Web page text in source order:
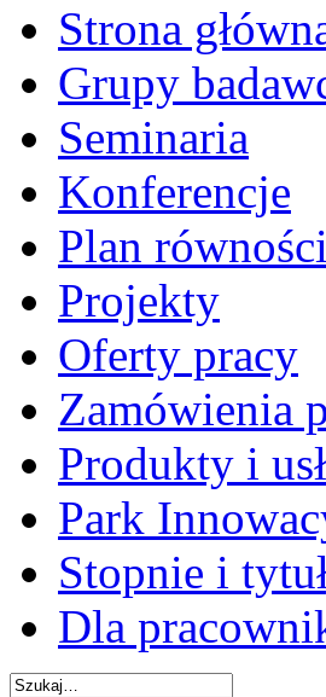
Strona
Grupy
Seminaria
Konferencje
Plan równości
Projekty
Oferty pracy
Zamówienia
Produkty i
Park
Stopnie i
Dla